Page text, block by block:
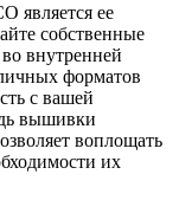
является ее
собственные
внутренней
форматов
с вашей
вышивки
воплощать
их